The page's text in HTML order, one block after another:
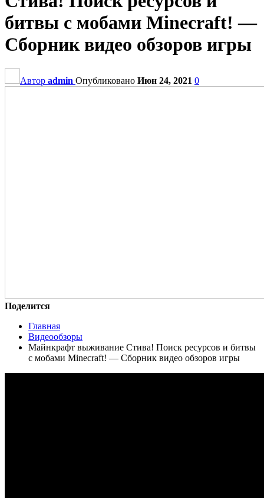
битвы с мобами Minecraft! —
Сборник видео обзоров игры
Автор admin Опубликовано Июн 24, 2021 0
Поделится
Главная
Видеообзоры
Майнкрафт выживание Стива! Поиск ресурсов и битвы
с мобами Minecraft! — Сборник видео обзоров игры